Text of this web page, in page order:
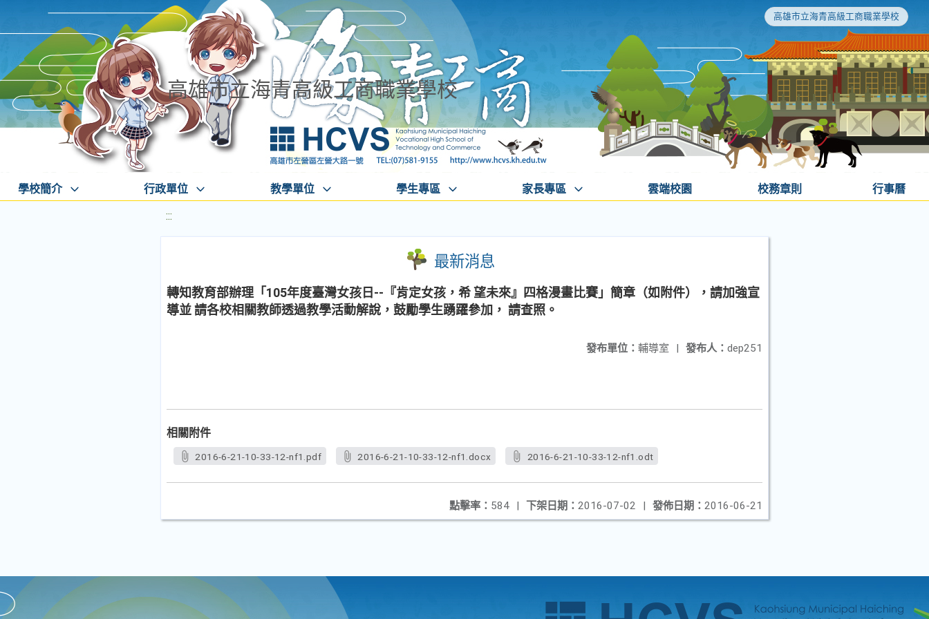
高雄市立海青高級工商職業學校
高雄市立海青高級工商職業學校
學校簡介 行政單位 教學單位 學生專區 家長專區 雲端校園 校務章則 行事曆
:::
最新消息
轉知教育部辦理「105年度臺灣女孩日--『肯定女孩，希 望未來』四格漫畫比賽」簡章（如附件），請加強宣
導並 請各校相關教師透過教學活動解說，鼓勵學生踴躍參加， 請查照。
發布人： dep251
發布單位： 輔導室 |
相關附件
2016-6-21-10-33-12-nf1.pdf 2016-6-21-10-33-12-nf1.docx 2016-6-21-10-33-12-nf1.odt
發佈日期： 2016-06-21
下架日期： 2016-07-02 |
點擊率： 584 |